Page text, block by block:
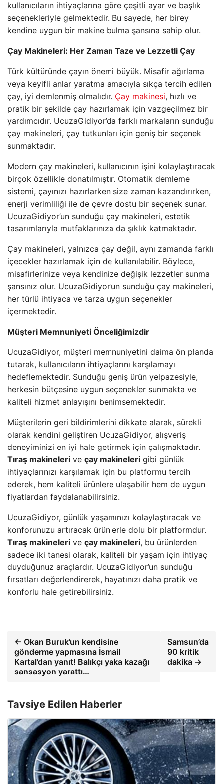
kullanıcıların ihtiyaçlarına göre çeşitli ayar ve başlık
seçenekleriyle gelmektedir. Bu sayede, her birey
kendine uygun bir makine bulma şansına sahip olur.
Çay Makineleri: Her Zaman Taze ve Lezzetli Çay
Türk kültüründe çayın önemi büyük. Misafir ağırlama
veya keyifli anlar yaratma amacıyla sıkça tercih edilen
çay, iyi demlenmiş olmalıdır. Çay makinesi, hızlı ve
pratik bir şekilde çay hazırlamak için vazgeçilmez bir
yardımcıdır. UcuzaGidiyor’da farklı markaların sunduğu
çay makineleri, çay tutkunları için geniş bir seçenek
sunmaktadır.
Modern çay makineleri, kullanıcının işini kolaylaştıracak
birçok özellikle donatılmıştır. Otomatik demleme
sistemi, çayınızı hazırlarken size zaman kazandırırken,
enerji verimliliği ile de çevre dostu bir seçenek sunar.
UcuzaGidiyor’un sunduğu çay makineleri, estetik
tasarımlarıyla mutfaklarınıza da şıklık katmaktadır.
Çay makineleri, yalnızca çay değil, aynı zamanda farklı
içecekler hazırlamak için de kullanılabilir. Böylece,
misafirlerinize veya kendinize değişik lezzetler sunma
şansınız olur. UcuzaGidiyor’un sunduğu çay makineleri,
her türlü ihtiyaca ve tarza uygun seçenekler
içermektedir.
Müşteri Memnuniyeti Önceliğimizdir
UcuzaGidiyor, müşteri memnuniyetini daima ön planda
tutarak, kullanıcıların ihtiyaçlarını karşılamayı
hedeflemektedir. Sunduğu geniş ürün yelpazesiyle,
herkesin bütçesine uygun seçenekler sunmakta ve
kaliteli hizmet anlayışını benimsemektedir.
Müşterilerin geri bildirimlerini dikkate alarak, sürekli
olarak kendini geliştiren UcuzaGidiyor, alışveriş
deneyiminizi en iyi hale getirmek için çalışmaktadır.
Tıraş makineleri ve çay makineleri gibi günlük
ihtiyaçlarınızı karşılamak için bu platformu tercih
ederek, hem kaliteli ürünlere ulaşabilir hem de uygun
fiyatlardan faydalanabilirsiniz.
UcuzaGidiyor, günlük yaşamınızı kolaylaştıracak ve
konforunuzu artıracak ürünlerle dolu bir platformdur.
Tıraş makineleri ve çay makineleri, bu ürünlerden
sadece iki tanesi olarak, kaliteli bir yaşam için ihtiyaç
duyduğunuz araçlardır. UcuzaGidiyor’un sunduğu
fırsatları değerlendirerek, hayatınızı daha pratik ve
konforlu hale getirebilirsiniz.
← Okan Buruk’un kendisine
gönderme yapmasına İsmail
Kartal’dan yanıt! Balıkçı yaka kazağı
sansasyon yarattı…
Samsun’da
90 kritik
dakika →
Tavsiye Edilen Haberler